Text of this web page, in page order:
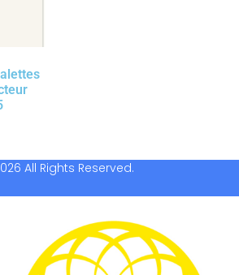
All Rights Reserved.